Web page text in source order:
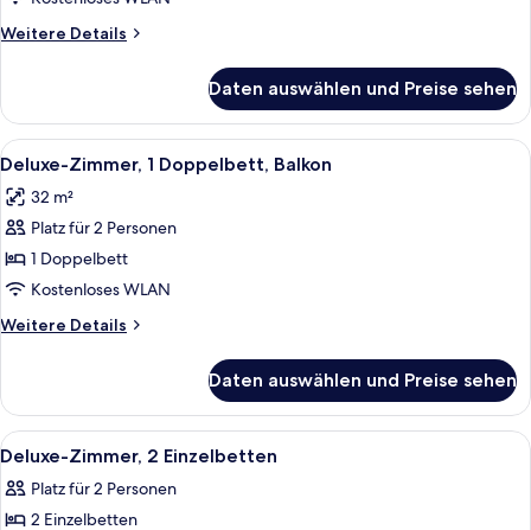
Balkon
anzeigen
Weitere Details
Weitere
Zimmer,
2 Einzelbetten,
Balkon
Daten auswählen und Preise sehen
Alle
Fotos
für
Deluxe-
Zimmer,
1
Doppelbett,
Balkon
Ein modernes Schlafzimmer mit
8
Deluxe-Zimmer, 1 Doppelbett, Balkon
32 m²
Platz für 2 Personen
1 Doppelbett
Kostenloses WLAN
Weitere Details
Weitere
Zimmer,
Doppelbett,
Daten auswählen und Preise sehen
Alle
Fotos
für
Deluxe-
Ein Hotelzimmer mit zwei Betten,
8
Deluxe-Zimmer, 2 Einzelbetten
Platz für 2 Personen
2 Einzelbetten